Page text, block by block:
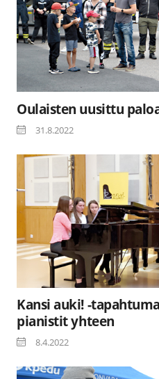
Oulaisten uusittu
31.8.2022
Kansi auki! -
pianistit yhteen
8.4.2022